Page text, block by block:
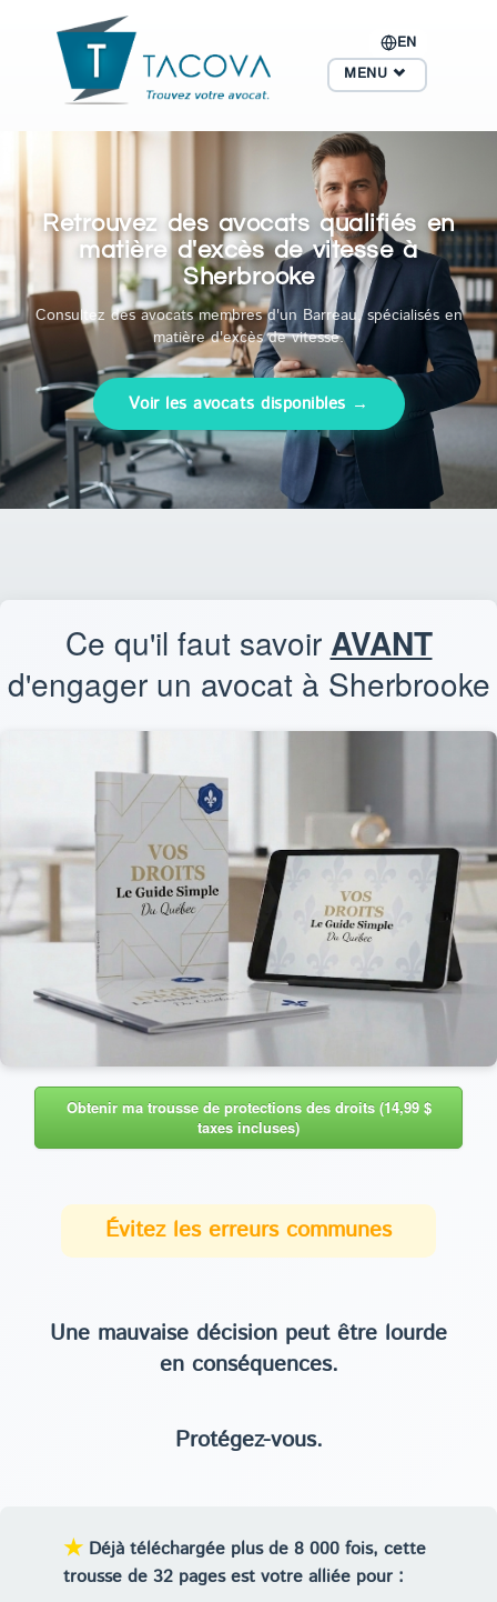
EN
MENU
Retrouvez des avocats qualifiés en
matière d'excès de vitesse à
Sherbrooke
Consultez des avocats membres d'un Barreau, spécialisés en
matière d'excès de vitesse.
Voir les avocats disponibles →
Ce qu'il faut savoir AVANT
d'engager un avocat à Sherbrooke
Obtenir ma trousse de protections des droits (14,99 $
taxes incluses)
Évitez les erreurs communes
Une mauvaise décision peut être lourde
en conséquences.
Protégez-vous.
★ Déjà téléchargée plus de 8 000 fois, cette
trousse de 32 pages est votre alliée pour :